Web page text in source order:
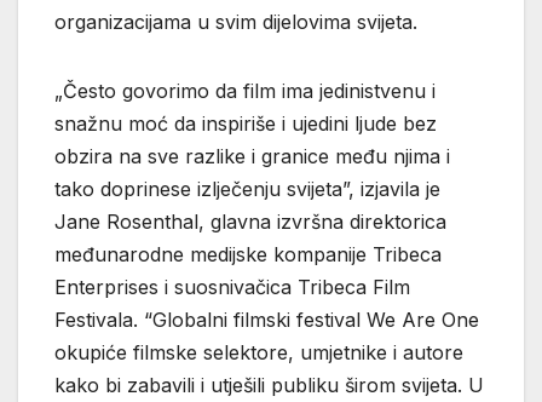
organizacijama u svim dijelovima svijeta.
„Često govorimo da film ima jedinistvenu i
snažnu moć da inspiriše i ujedini ljude bez
obzira na sve razlike i granice među njima i
tako doprinese izlječenju svijeta”, izjavila je
Jane Rosenthal, glavna izvršna direktorica
međunarodne medijske kompanije Tribeca
Enterprises i suosnivačica Tribeca Film
Festivala. “Globalni filmski festival We Are One
okupiće filmske selektore, umjetnike i autore
kako bi zabavili i utješili publiku širom svijeta. U